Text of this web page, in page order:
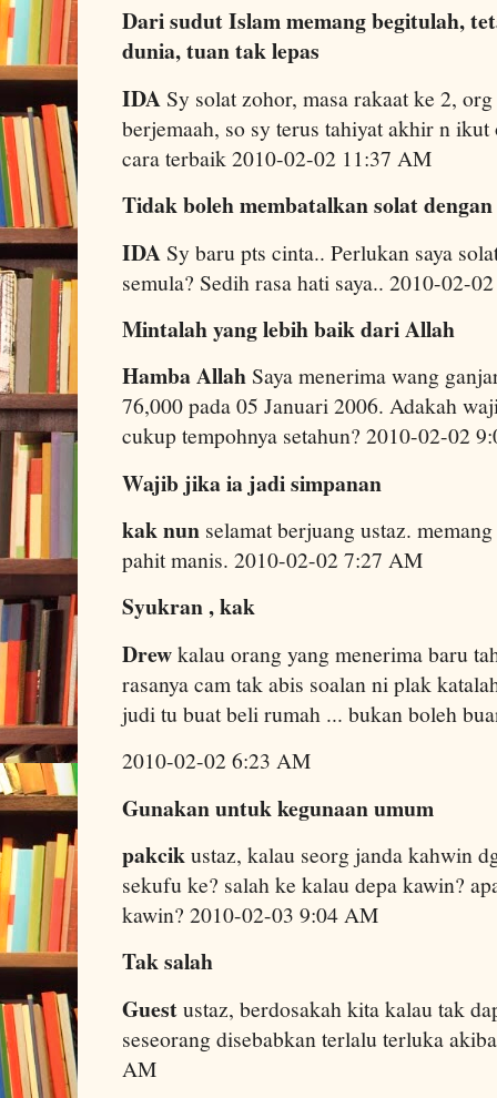
Dari sudut Islam memang begitulah,
dunia, tuan tak lepas
IDASy solat zohor, masa rakaat ke 2,
berjemaah, so sy terus tahiyat akhir n
cara terbaik 2010-02-02 11:37 AM
Tidak boleh membatalkan solat dengan
IDASy baru pts cinta.. Perlukan saya
semula? Sedih rasa hati saya.. 2010-02-
Mintalah yang lebih baik dari Allah
Hamba AllahSaya menerima wang
76,000 pada 05 Januari 2006. Adakah
cukup tempohnya setahun? 2010-02-02
Wajib jika ia jadi simpanan
kak nun selamat berjuang ustaz.
pahit manis. 2010-02-02 7:27 AM
Syukran , kak
Drewkalau orang yang menerima baru
rasanya cam tak abis soalan ni plak
judi tu buat beli rumah ... bukan boleh
2010-02-02 6:23 AM
Gunakan untuk kegunaan umum
pakcikustaz, kalau seorg janda kahwin
sekufu ke? salah ke kalau depa kawin?
kawin? 2010-02-03 9:04 AM
Tak salah
Guestustaz, berdosakah kita kalau tak
seseorang disebabkan terlalu terluka
AM